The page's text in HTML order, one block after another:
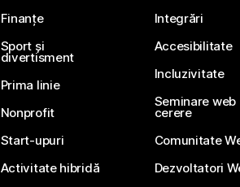
Finanțe
Sport și
divertisment
Prima linie
Nonprofit
Start-upuri
Activitate hibridă
Integrări
Accesibilitate
Incluzivitate
Seminare web
cerere
Comunitate
Dezvoltatori